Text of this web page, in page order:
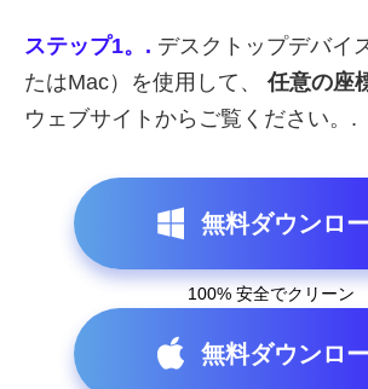
ステップ1。. デスクトップデバイ
たはMac）を使用して、 任意の座
ウェブサイトからご覧ください。.
無料ダウンロ
100% 安全でクリーン
無料ダウンロ